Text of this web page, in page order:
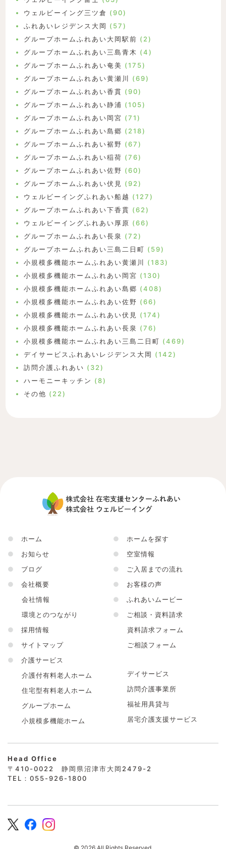
ウェルビーイング三ツ倉 (90)
ふれあいレジデンス大岡 (57)
グループホームふれあい大岡駅前 (2)
グループホームふれあい三島青木 (4)
グループホームふれあい奄美 (175)
グループホームふれあい黄瀬川
(69)
グループホームふれあい香貫 (90)
グループホームふれあい静浦 (105)
グループホームふれあい岡宮 (71)
グループホームふれあい島郷 (218)
グループホームふれあい裾野 (67)
グループホームふれあい稲荷 (76)
グループホームふれあい佐野 (60)
グループホームふれあい伏見
(92)
ウェルビーイングふれあい船越 (127)
グループホームふれあい下香貫 (62)
ウェルビーイングふれあい厚原 (66)
グループホームふれあい長泉 (72)
グループホームふれあい三島二日町 (59)
小規模多機能ホームふれあい黄瀬川
(183)
小規模多機能ホームふれあい岡宮 (130)
小規模多機能ホームふれあい島郷 (408)
小規模多機能ホームふれあい佐野 (66)
小規模多機能ホームふれあい伏見
(174)
小規模多機能ホームふれあい長泉 (76)
小規模多機能ホームふれあい三島二日町 (469)
デイサービスふれあいレジデンス大岡 (142)
訪問介護ふれあい (32)
ハーモニーキッチン (8)
その他 (22)
●
ホーム
●
お知らせ
●
ブログ
●
会社概要
会社情報
環境とのつながり
●
採用情報
●
サイトマップ
●
介護サービス
介護付有料老人ホーム
住宅型有料老人ホーム
グループホーム
小規模多機能ホーム
●
ホームを探す
●
空室情報
●
ご入居までの流れ
●
お客様の声
●
ふれあいムービー
●
ご相談・資料請求
資料請求フォーム
ご相談フォーム
デイサービス
訪問介護事業所
福祉用具貸与
居宅介護支援サービス
Head Office
〒410-0022 静岡県沼津市大岡2479-2
TEL：055-926-1800